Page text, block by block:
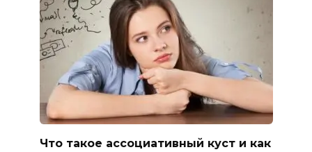
Что такое ассоциативный куст и как